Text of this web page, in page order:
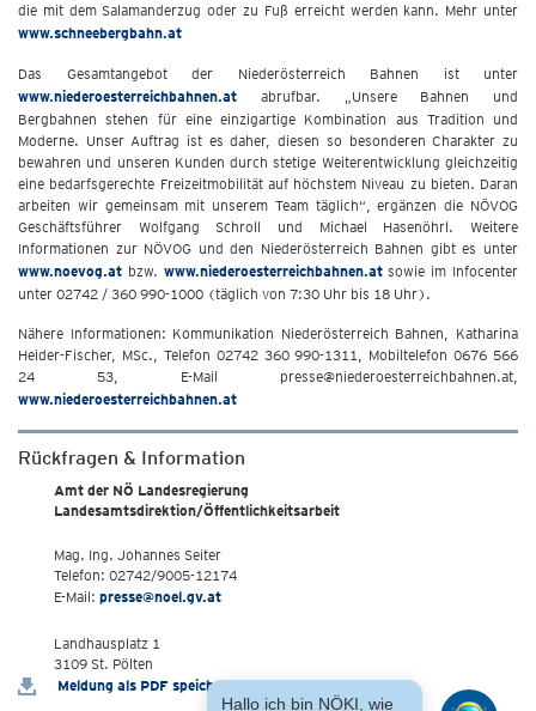
die mit dem Salamanderzug oder zu Fuß erreicht werden kann. Mehr unter
www.schneebergbahn.at
Das Gesamtangebot der Niederösterreich Bahnen ist unter
www.niederoesterreichbahnen.at abrufbar. „Unsere Bahnen und
Bergbahnen stehen für eine einzigartige Kombination aus Tradition und
Moderne. Unser Auftrag ist es daher, diesen so besonderen Charakter zu
bewahren und unseren Kunden durch stetige Weiterentwicklung gleichzeitig
eine bedarfsgerechte Freizeitmobilität auf höchstem Niveau zu bieten. Daran
arbeiten wir gemeinsam mit unserem Team täglich“, ergänzen die NÖVOG
Geschäftsführer Wolfgang Schroll und Michael Hasenöhrl. Weitere
Informationen zur NÖVOG und den Niederösterreich Bahnen gibt es unter
www.noevog.at bzw. www.niederoesterreichbahnen.atsowie im Infocenter
unter 02742 / 360 990-1000 (täglich von 7:30 Uhr bis 18 Uhr).
Nähere Informationen: Kommunikation Niederösterreich Bahnen, Katharina
Heider-Fischer, MSc., Telefon 02742 360 990-1311, Mobiltelefon 0676 566
24 53, E-Mail presse@niederoesterreichbahnen.at,
www.niederoesterreichbahnen.at
Rückfragen & Information
Amt der NÖ Landesregierung
Landesamtsdirektion/Öffentlichkeitsarbeit
Mag. Ing. Johannes Seiter
Telefon: 02742/9005-12174
E-Mail: presse@noel.gv.at
Landhausplatz 1
3109 St. Pölten
Meldung als PDF speichern
Hallo ich bin NÖKI, wie